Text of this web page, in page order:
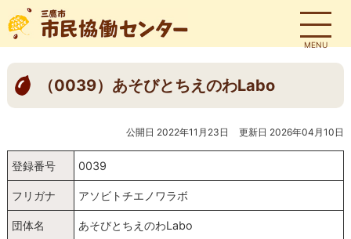
MENU
（0039）あそびとちえのわLabo
公開日 2022年11月23日 更新日 2026年04月10日
登録番号 0039
フリガナ アソビトチエノワラボ
団体名 あそびとちえのわLabo